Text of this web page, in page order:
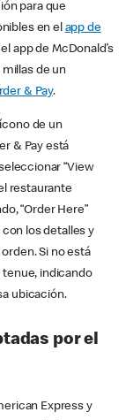
para que
en el app de
app de McDonald’s
de un
& Pay.
de un
& Pay está
“View
restaurante
“Order Here”
con los detalles y
Si no está
tenue, indicando
ubicación.
por el
Express y